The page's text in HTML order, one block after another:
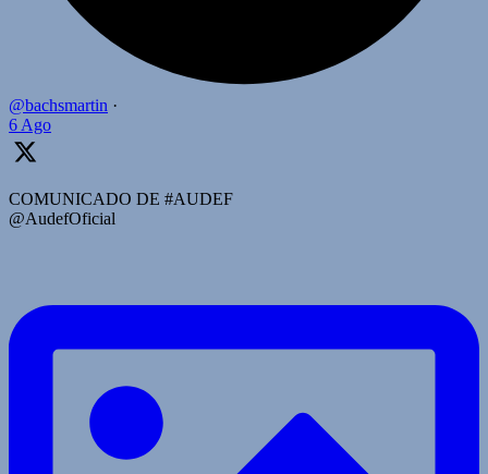
@bachsmartin ·
6 Ago
COMUNICADO DE #AUDEF
@AudefOficial